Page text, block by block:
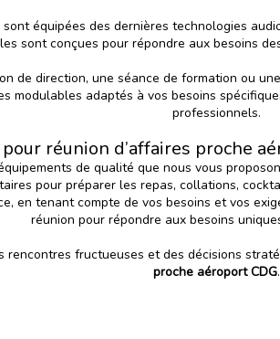
équipées des dernières technologies
sont conçues pour répondre aux besoins
de direction, une séance de formation ou
modulables adaptés à vos besoins
professionnels.
réunion d’affaires proche
de qualité que nous vous
pour préparer les repas, collations,
en tenant compte de vos besoins et vos
réunion pour répondre aux besoins
fructueuses et des décisions
proche aéroport CDG.